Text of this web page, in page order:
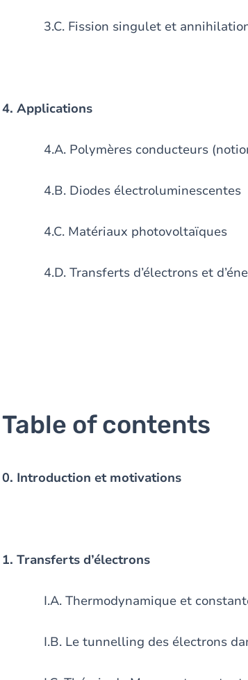
3.C. Fission singulet et
4. Applications
4.A. Polymères conducteurs
4.B. Diodes électroluminescentes
4.C. Matériaux photovoltaïques
4.D. Transferts d’électrons et
Table of contents
0. Introduction et motivations
1. Transferts d’électrons
I.A. Thermodynamique et constante
I.B. Le tunnelling des électrons